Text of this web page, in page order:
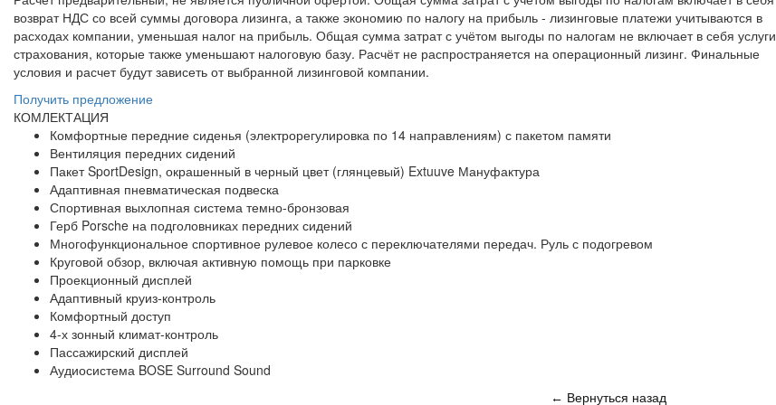
возврат НДС со всей суммы договора лизинга, а также экономию по налогу на прибыль - лизинговые платежи учитываются в
расходах компании, уменьшая налог на прибыль. Общая сумма затрат с учётом выгоды по налогам не включает в себя услуги
страхования, которые также уменьшают налоговую базу. Расчёт не распространяется на операционный лизинг. Финальные
условия и расчет будут зависеть от выбранной лизинговой компании.
Получить предложение
КОМЛЕКТАЦИЯ
Комфортные передние сиденья (электрорегулировка по 14 направлениям) с пакетом памяти
Вентиляция передних сидений
Пакет SportDesign, окрашенный в черный цвет (глянцевый) Extuuve Мануфактура
Адаптивная пневматическая подвеска
Спортивная выхлопная система темно-бронзовая
Герб Porsche на подголовниках передних сидений
Многофункциональное спортивное рулевое колесо с переключателями передач. Руль с подогревом
Круговой обзор, включая активную помощь при парковке
Проекционный дисплей
Адаптивный круиз-контроль
Комфортный доступ
4-х зонный климат-контроль
Пассажирский дисплей
Аудиосистема BOSE Surround Sound
← Вернуться назад